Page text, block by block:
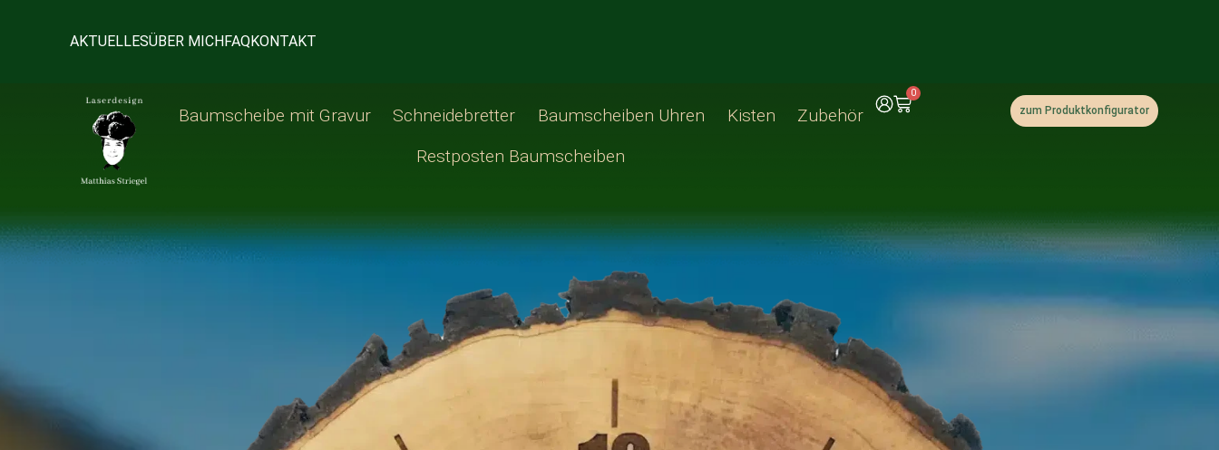
AKTUELLESÜBER MICHFAQKONTAKT
Baumscheibe mit Gravur Schneidebretter Baumscheiben Uhren Kisten
Zubehör
Restposten Baumscheiben
0
zum Produktkonfigurator